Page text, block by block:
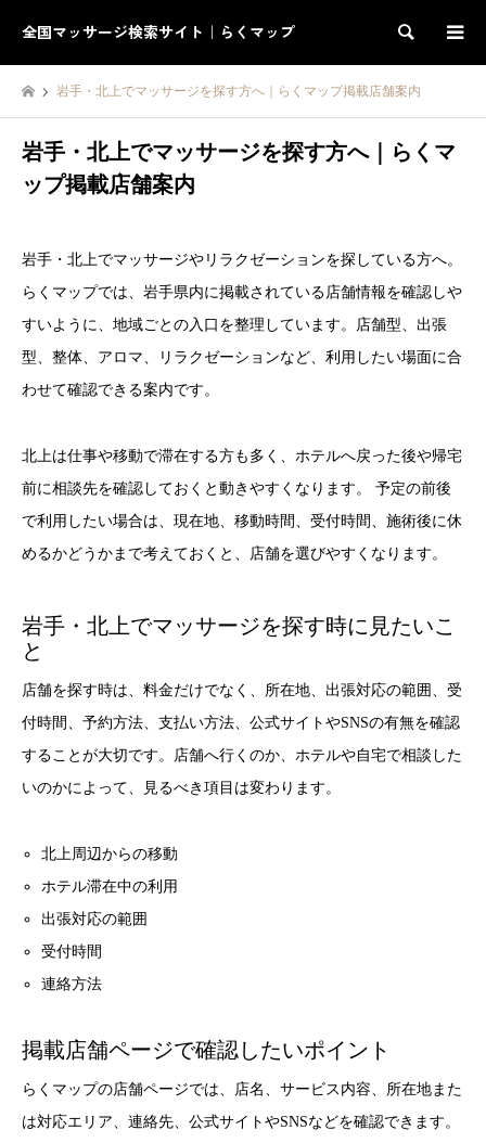
全国マッサージ検索サイト｜らくマップ 検索
岩手・北上でマッサージを探す方へ｜らくマップ掲載店舗案内
岩手・北上でマッサージを探す方へ｜らくマ
ップ掲載店舗案内
岩手・北上でマッサージやリラクゼーションを探している方へ。
らくマップでは、岩手県内に掲載されている店舗情報を確認しや
すいように、地域ごとの入口を整理しています。店舗型、出張
型、整体、アロマ、リラクゼーションなど、利用したい場面に合
わせて確認できる案内です。
北上は仕事や移動で滞在する方も多く、ホテルへ戻った後や帰宅
前に相談先を確認しておくと動きやすくなります。 予定の前後
で利用したい場合は、現在地、移動時間、受付時間、施術後に休
めるかどうかまで考えておくと、店舗を選びやすくなります。
岩手・北上でマッサージを探す時に見たいこ
と
店舗を探す時は、料金だけでなく、所在地、出張対応の範囲、受
付時間、予約方法、支払い方法、公式サイトやSNSの有無を確認
することが大切です。店舗へ行くのか、ホテルや自宅で相談した
いのかによって、見るべき項目は変わります。
北上周辺からの移動
ホテル滞在中の利用
出張対応の範囲
受付時間
連絡方法
掲載店舗ページで確認したいポイント
らくマップの店舗ページでは、店名、サービス内容、所在地また
は対応エリア、連絡先、公式サイトやSNSなどを確認できます。